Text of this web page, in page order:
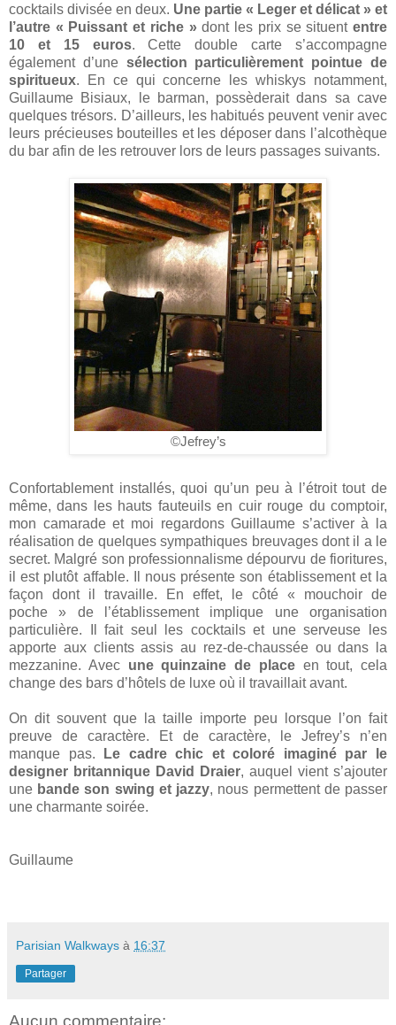
cocktails divisée en deux. Une partie « Leger et délicat » et
l’autre « Puissant et riche »dont les prix se situententre
10 et 15 euros. Cette double carte s’accompagne
également d’une sélection particulièrement pointue de
spiritueux. En ce qui concerne les whiskys notamment,
Guillaume Bisiaux, le barman, possèderait dans sa cave
quelques trésors. D’ailleurs, les habitués peuvent venir avec
leurs précieuses bouteilles et les déposer dans l’alcothèque
du bar afin de les retrouver lors de leurs passages suivants.
©Jefrey’s
Confortablement installés, quoi qu’un peu à l’étroit tout de
même, dans les hauts fauteuils en cuir rouge du comptoir,
mon camarade et moi regardons Guillaume s’activer à la
réalisation de quelques sympathiques breuvages dont il a le
secret. Malgré son professionnalisme dépourvu de fioritures,
il est plutôt affable. Il nous présente son établissement et la
façon dont il travaille. En effet, le côté « mouchoir de
poche » de l’établissement implique une organisation
particulière. Il fait seul les cocktails et une serveuse les
apporte aux clients assis au rez-de-chaussée ou dans la
mezzanine. Avec une quinzaine de place en tout, cela
change des bars d’hôtels de luxe où il travaillait avant.
On dit souvent que la taille importe peu lorsque l’on fait
preuve de caractère. Et de caractère, le Jefrey’s n’en
manque pas.
Le cadre chic et coloré imaginé par le
designer britannique David Draier, auquel vient s’ajouter
une bande son swing et jazzy, nous permettent de passer
une charmante soirée.
Guillaume
Parisian Walkways à 16:37
Partager
Aucun commentaire: